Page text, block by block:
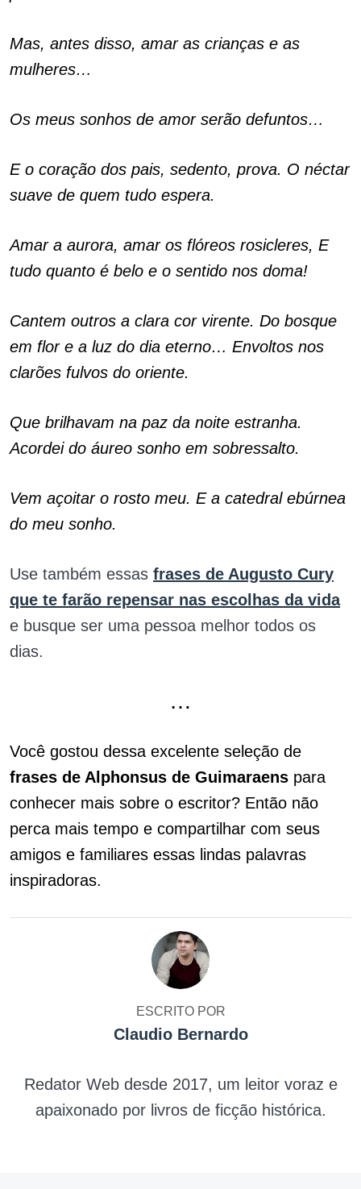
Mas, antes disso, amar as crianças e as
mulheres…
Os meus sonhos de amor serão defuntos…
E o coração dos pais, sedento, prova. O néctar
suave de quem tudo espera.
Amar a aurora, amar os flóreos rosicleres, E
tudo quanto é belo e o sentido nos doma!
Cantem outros a clara cor virente. Do bosque
em flor e a luz do dia eterno… Envoltos nos
clarões fulvos do oriente.
Que brilhavam na paz da noite estranha.
Acordei do áureo sonho em sobressalto.
Vem açoitar o rosto meu. E a catedral ebúrnea
do meu sonho.
Use também essas frases de Augusto Cury
que te farão repensar nas escolhas da vida
e busque ser uma pessoa melhor todos os
dias.
…
Você gostou dessa excelente seleção de
frases de Alphonsus de Guimaraens para
conhecer mais sobre o escritor? Então não
perca mais tempo e compartilhar com seus
amigos e familiares essas lindas palavras
inspiradoras.
ESCRITO POR
Claudio Bernardo
Redator Web desde 2017, um leitor voraz e
apaixonado por livros de ficção histórica.